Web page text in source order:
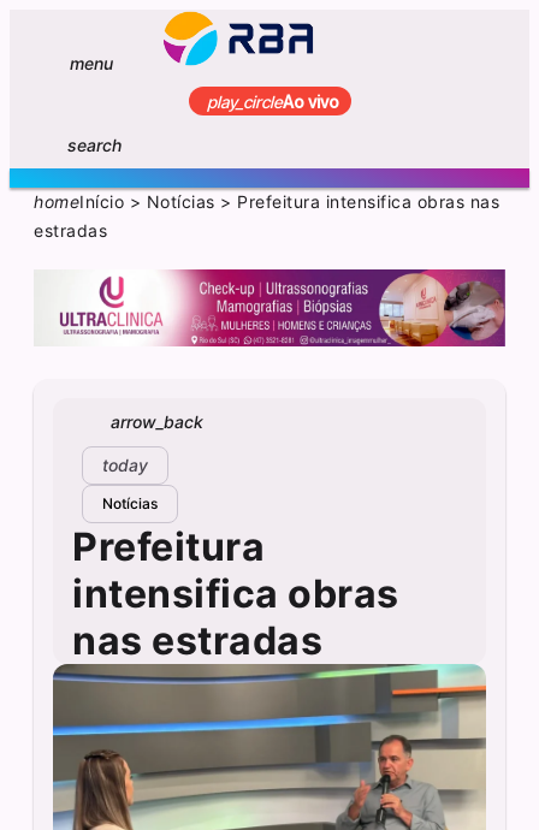
menu
play_circleAo vivo
search
homeInício > Notícias > Prefeitura intensifica obras nas
estradas
arrow_back
today
Notícias
Prefeitura
intensifica obras
nas estradas